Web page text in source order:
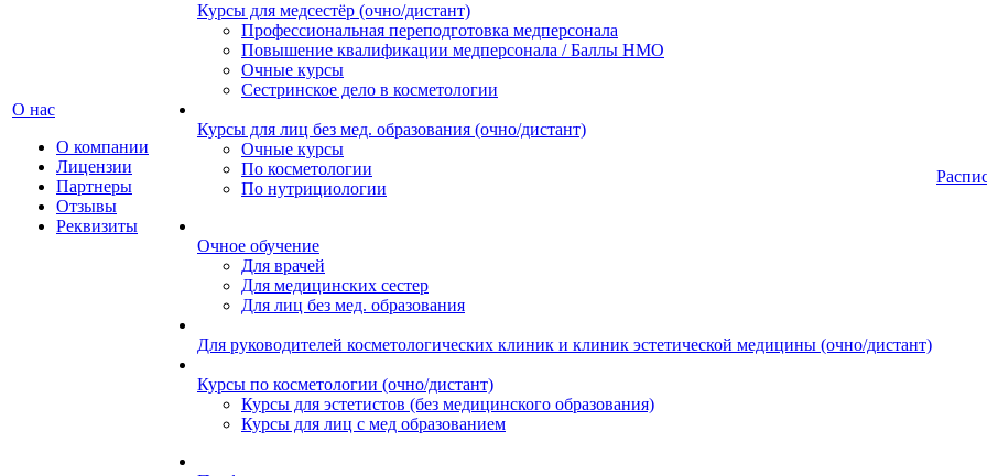
О нас
О компании
Лицензии
Партнеры
Отзывы
Реквизиты
Курсы для медсестёр (очно/дистант)
Профессиональная переподготовка медперсонала
Повышение квалификации медперсонала / Баллы НМО
Очные курсы
Сестринское дело в косметологии
Курсы для лиц без мед. образования (очно/дистант)
Очные курсы
По косметологии
По нутрициологии
Очное обучение
Для врачей
Для медицинских сестер
Для лиц без мед. образования
Для руководителей косметологических клиник и клиник эстетической медицины (очно/дистант)
Курсы по косметологии (очно/дистант)
Курсы для эстетистов (без медицинского образования)
Курсы для лиц с мед образованием